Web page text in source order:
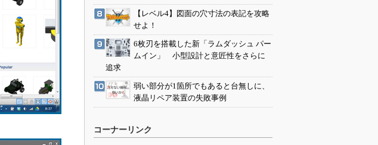
【レベル4】図面の穴寸法の表記を攻略
せよ！
6枚刃を搭載した新「ラムダッシュ パー
ムイン」 小型設計と意匠性をさらに
追求
弱い部分が1箇所でもあると台無しに、
液晶リペア装置の失敗事例
コーナーリンク